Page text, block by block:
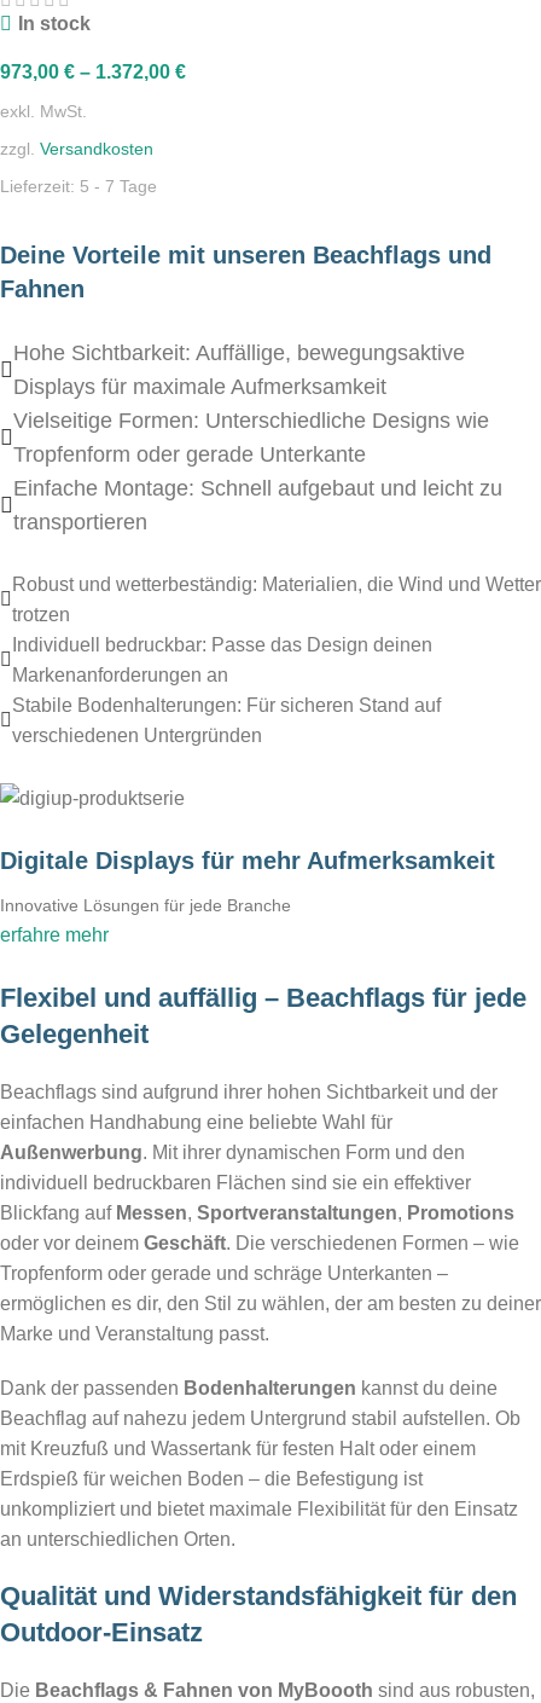
In stock
973,00 € – 1.372,00 €
exkl. MwSt.
zzgl. Versandkosten
Lieferzeit: 5 - 7 Tage
Deine Vorteile mit unseren Beachflags und
Fahnen
Hohe Sichtbarkeit: Auffällige, bewegungsaktive
Displays für maximale Aufmerksamkeit
Vielseitige Formen: Unterschiedliche Designs wie
Tropfenform oder gerade Unterkante
Einfache Montage: Schnell aufgebaut und leicht zu
transportieren
Robust und wetterbeständig: Materialien, die Wind und Wetter
trotzen
Individuell bedruckbar: Passe das Design deinen
Markenanforderungen an
Stabile Bodenhalterungen: Für sicheren Stand auf
verschiedenen Untergründen
Digitale Displays für mehr Aufmerksamkeit
Innovative Lösungen für jede Branche
erfahre mehr
Flexibel und auffällig – Beachflags für jede
Gelegenheit
Beachflags sind aufgrund ihrer hohen Sichtbarkeit und der
einfachen Handhabung eine beliebte Wahl für
Außenwerbung. Mit ihrer dynamischen Form und den
individuell bedruckbaren Flächen sind sie ein effektiver
Blickfang auf Messen, Sportveranstaltungen, Promotions
oder vor deinem Geschäft. Die verschiedenen Formen – wie
Tropfenform oder gerade und schräge Unterkanten –
ermöglichen es dir, den Stil zu wählen, der am besten zu deiner
Marke und Veranstaltung passt.
Dank der passenden Bodenhalterungen kannst du deine
Beachflag auf nahezu jedem Untergrund stabil aufstellen. Ob
mit Kreuzfuß und Wassertank für festen Halt oder einem
Erdspieß für weichen Boden – die Befestigung ist
unkompliziert und bietet maximale Flexibilität für den Einsatz
an unterschiedlichen Orten.
Qualität und Widerstandsfähigkeit für den
Outdoor-Einsatz
Die Beachflags & Fahnen von MyBoooth sind aus robusten,